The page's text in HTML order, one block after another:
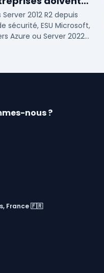
2012 R2 depuis
sécurité, ESU Microsoft,
Azure ou Server 2022
nous ?
France 🇫🇷